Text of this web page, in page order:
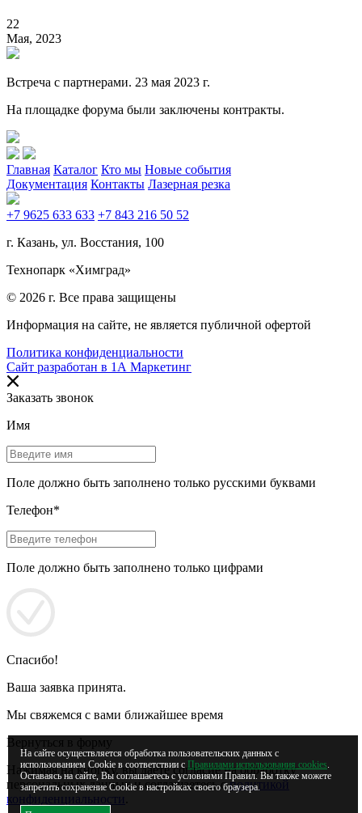
22
Мая, 2023
Встреча с партнерами. 23 мая 2023 г.
На площадке форума были заключены контракты.
Главная Каталог Кто мы Новые события
Документация Контакты Лазерная резка
+7 9625 633 633 +7 843 216 50 52
г. Казань, ул. Восстания, 100
Технопарк «Химград»
© 2026 г. Все права защищены
Информация на сайте, не является публичной офертой
Политика конфиденциальности
Сайт разработан в 1А Маркетинг
Заказать звонок
Имя
Поле должно быть заполнено только русскими буквами
Телефон*
Поле должно быть заполнено только цифрами
Спасибо!
Ваша заявка принята.
Мы свяжемся с вами ближайшее время
Вернуться в форму
Нажимая на кнопку, вы даете согласие на обработку
персональных данных и соглашаетесь сполитикой
конфиденциальности
На сайте осуществляется обработка пользовательских данных с
использованием Cookie в соответствии с Правилами использования cookies.
Оставаясь на сайте, Вы соглашаетесь с условиями Правил. Вы также можете
запретить сохранение Cookie в настройках своего браузера.